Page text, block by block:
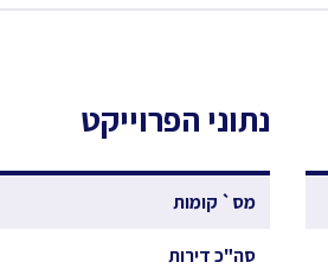
נתוני הפרוייקט
מס` קומות
סה"כ דירות